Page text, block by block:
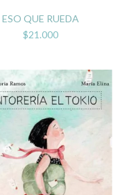
ESO QUE RUEDA
$21.000